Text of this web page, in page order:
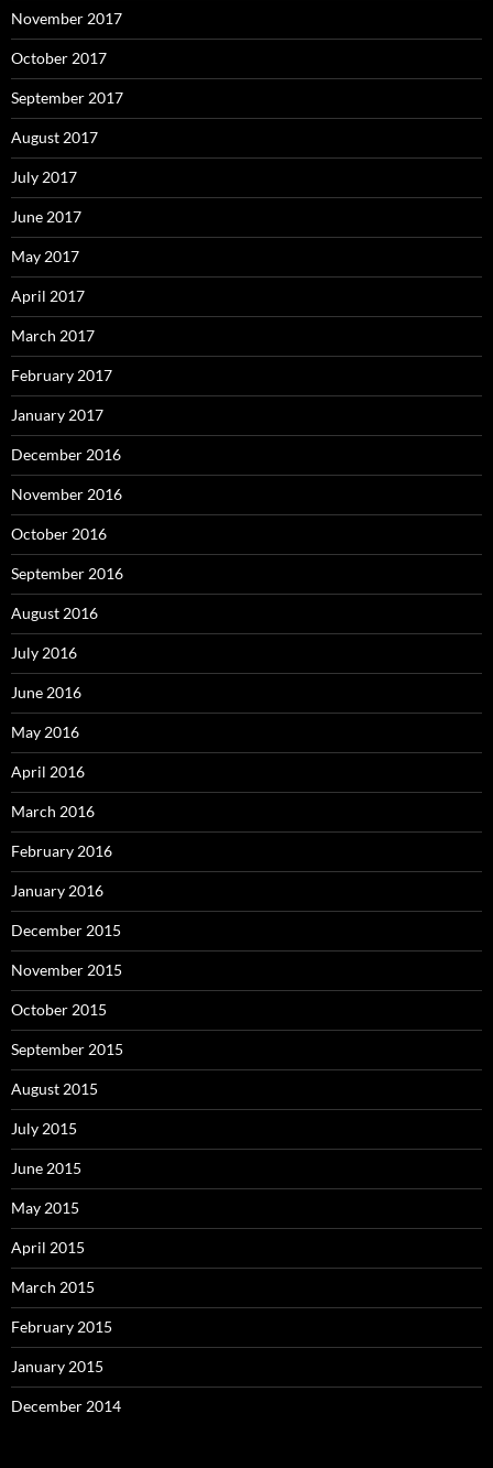
November 2017
October 2017
September 2017
August 2017
July 2017
June 2017
May 2017
April 2017
March 2017
February 2017
January 2017
December 2016
November 2016
October 2016
September 2016
August 2016
July 2016
June 2016
May 2016
April 2016
March 2016
February 2016
January 2016
December 2015
November 2015
October 2015
September 2015
August 2015
July 2015
June 2015
May 2015
April 2015
March 2015
February 2015
January 2015
December 2014